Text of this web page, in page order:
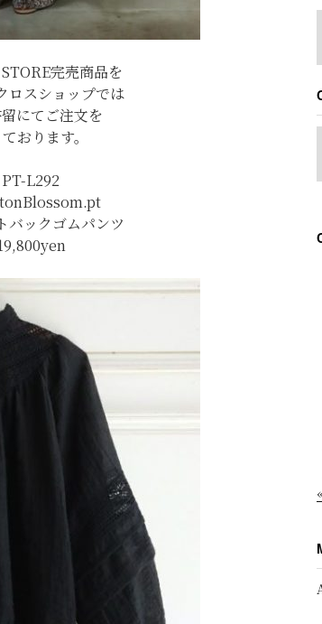
完売商品を
ロスショップでは
にてご注文を
おります。
PT-L292
バックゴムパンツ